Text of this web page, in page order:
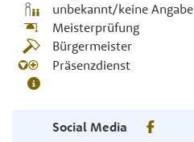
unbekannt/keine Angabe
Meisterprüfung
Bürgermeister
Präsenzdienst
Social Media